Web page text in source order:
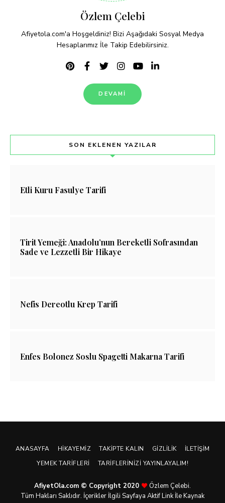
Özlem Çelebi
Afiyetola.com'a Hoşgeldiniz! Bizi Aşağıdaki Sosyal Medya
Hesaplarımız İle Takip Edebilirsiniz.
DEVAMI
SON EKLENEN YAZILAR
Etli Kuru Fasulye Tarifi
Tirit Yemeği: Anadolu’nun Bereketli Sofrasından
Sade ve Lezzetli Bir Hikaye
Nefis Dereotlu Krep Tarifi
Enfes Bolonez Soslu Spagetti Makarna Tarifi
ANASAYFA HIKAYEMIZ TAKIPTE KALIN GIZLILIK
İLETIŞIM
YEMEK TARIFLERI
TARIFLERINIZI YAYINLAYALIM!
AfiyetOla.com © Copyright 2020
Özlem Çelebi.
Tüm Hakları Saklıdır. İçerikler İlgili Sayfaya Aktif Link İle Kaynak